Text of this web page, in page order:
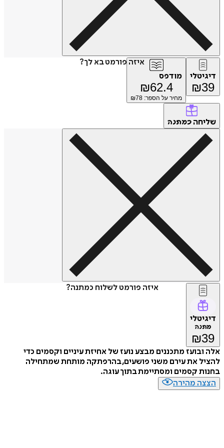
איזה פורמט בא לך?
₪
מודפס
₪62.4
מחיר על הספר: ₪78
כמתנה
איזה פורמט לשלוח כמתנה?
₪
מתכננים מבצע נועז של אחיזת עיניים וקסמים כדי
את עירם משני פושעים, בהרפתקה מותחת שמתחילה
קסמים ומסתיימת בתוך עוגה.
מהירה